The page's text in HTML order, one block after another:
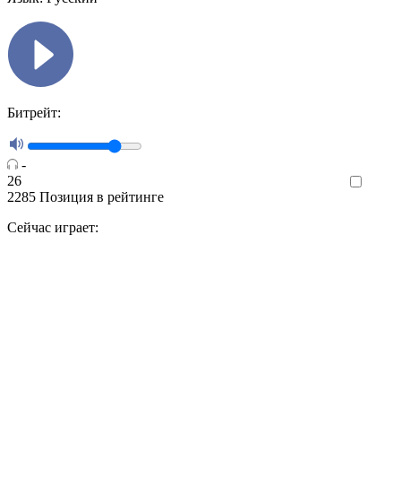
Битрейт:
-
26
2285 Позиция в рейтинге
Сейчас играет: